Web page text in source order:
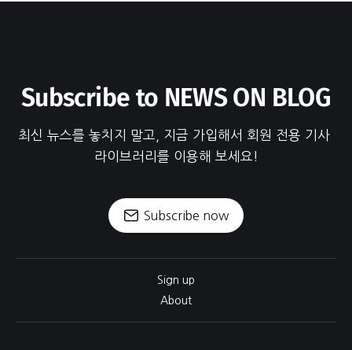
Subscribe to NEWS ON BLOG
최신 뉴스를 놓치지 말고, 지금 가입해서 회원 전용 기사
라이브러리를 이용해 보세요!
Subscribe now
Sign up
About